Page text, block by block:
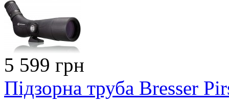
5 599 грн
Підзорна труба Bresser